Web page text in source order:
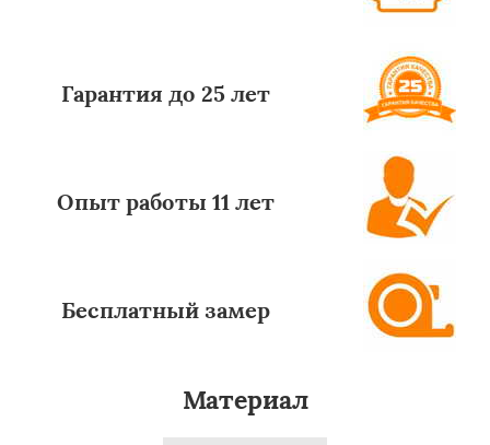
Гарантия до 25 лет
Опыт работы 11 лет
Бесплатный замер
Материал